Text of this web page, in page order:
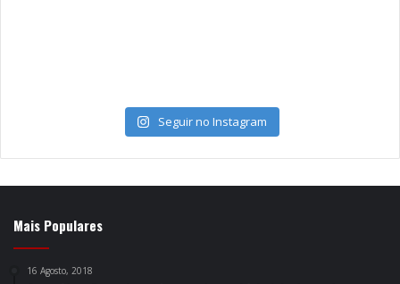
Seguir no Instagram
Mais Populares
16 Agosto, 2018